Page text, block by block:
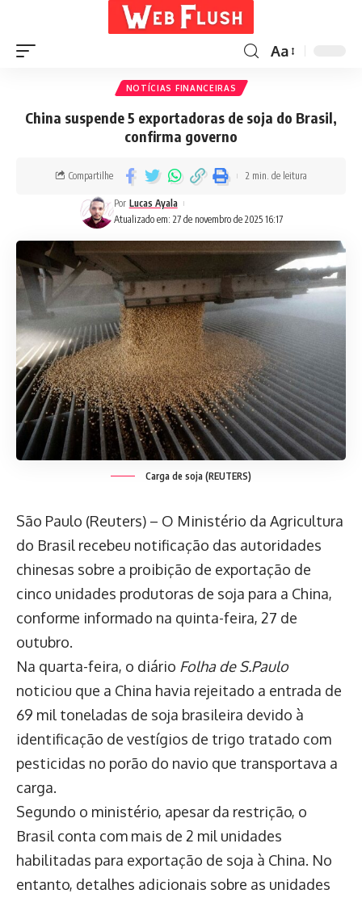
Aa
NOTÍCIAS FINANCEIRAS
China suspende 5 exportadoras de soja do Brasil,
confirma governo
Atualizado em: 27 de novembro de 2025 16:17
Por Lucas Ayala
Compartilhe 2 min. de leitura
Carga de soja (REUTERS)
São Paulo (Reuters) – O Ministério da Agricultura
do Brasil recebeu notificação das autoridades
chinesas sobre a proibição de exportação de
cinco unidades produtoras de soja para a China,
conforme informado na quinta-feira, 27 de
outubro.
Na quarta-feira, o diário Folha de S.Paulo
noticiou que a China havia rejeitado a entrada de
69 mil toneladas de soja brasileira devido à
identificação de vestígios de trigo tratado com
pesticidas no porão do navio que transportava a
carga.
Segundo o ministério, apesar da restrição, o
Brasil conta com mais de 2 mil unidades
habilitadas para exportação de soja à China. No
entanto, detalhes adicionais sobre as unidades